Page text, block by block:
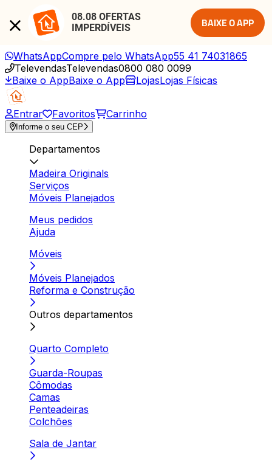
08.08 OFERTAS
IMPERDÍVEIS
BAIXE O APP
WhatsAppCompre pelo WhatsApp55 41 74031865
TelevendasTelevendas0800 080 0099
Baixe o AppBaixe o App LojasLojas Físicas
Entrar Favoritos Carrinho
Informe o seu CEP
Departamentos
Madeira Originals
Serviços
Móveis Planejados
Meus pedidos
Ajuda
Móveis
Móveis Planejados
Reforma e Construção
Outros departamentos
Quarto Completo
Guarda-Roupas
Cômodas
Camas
Penteadeiras
Colchões
Sala de Jantar